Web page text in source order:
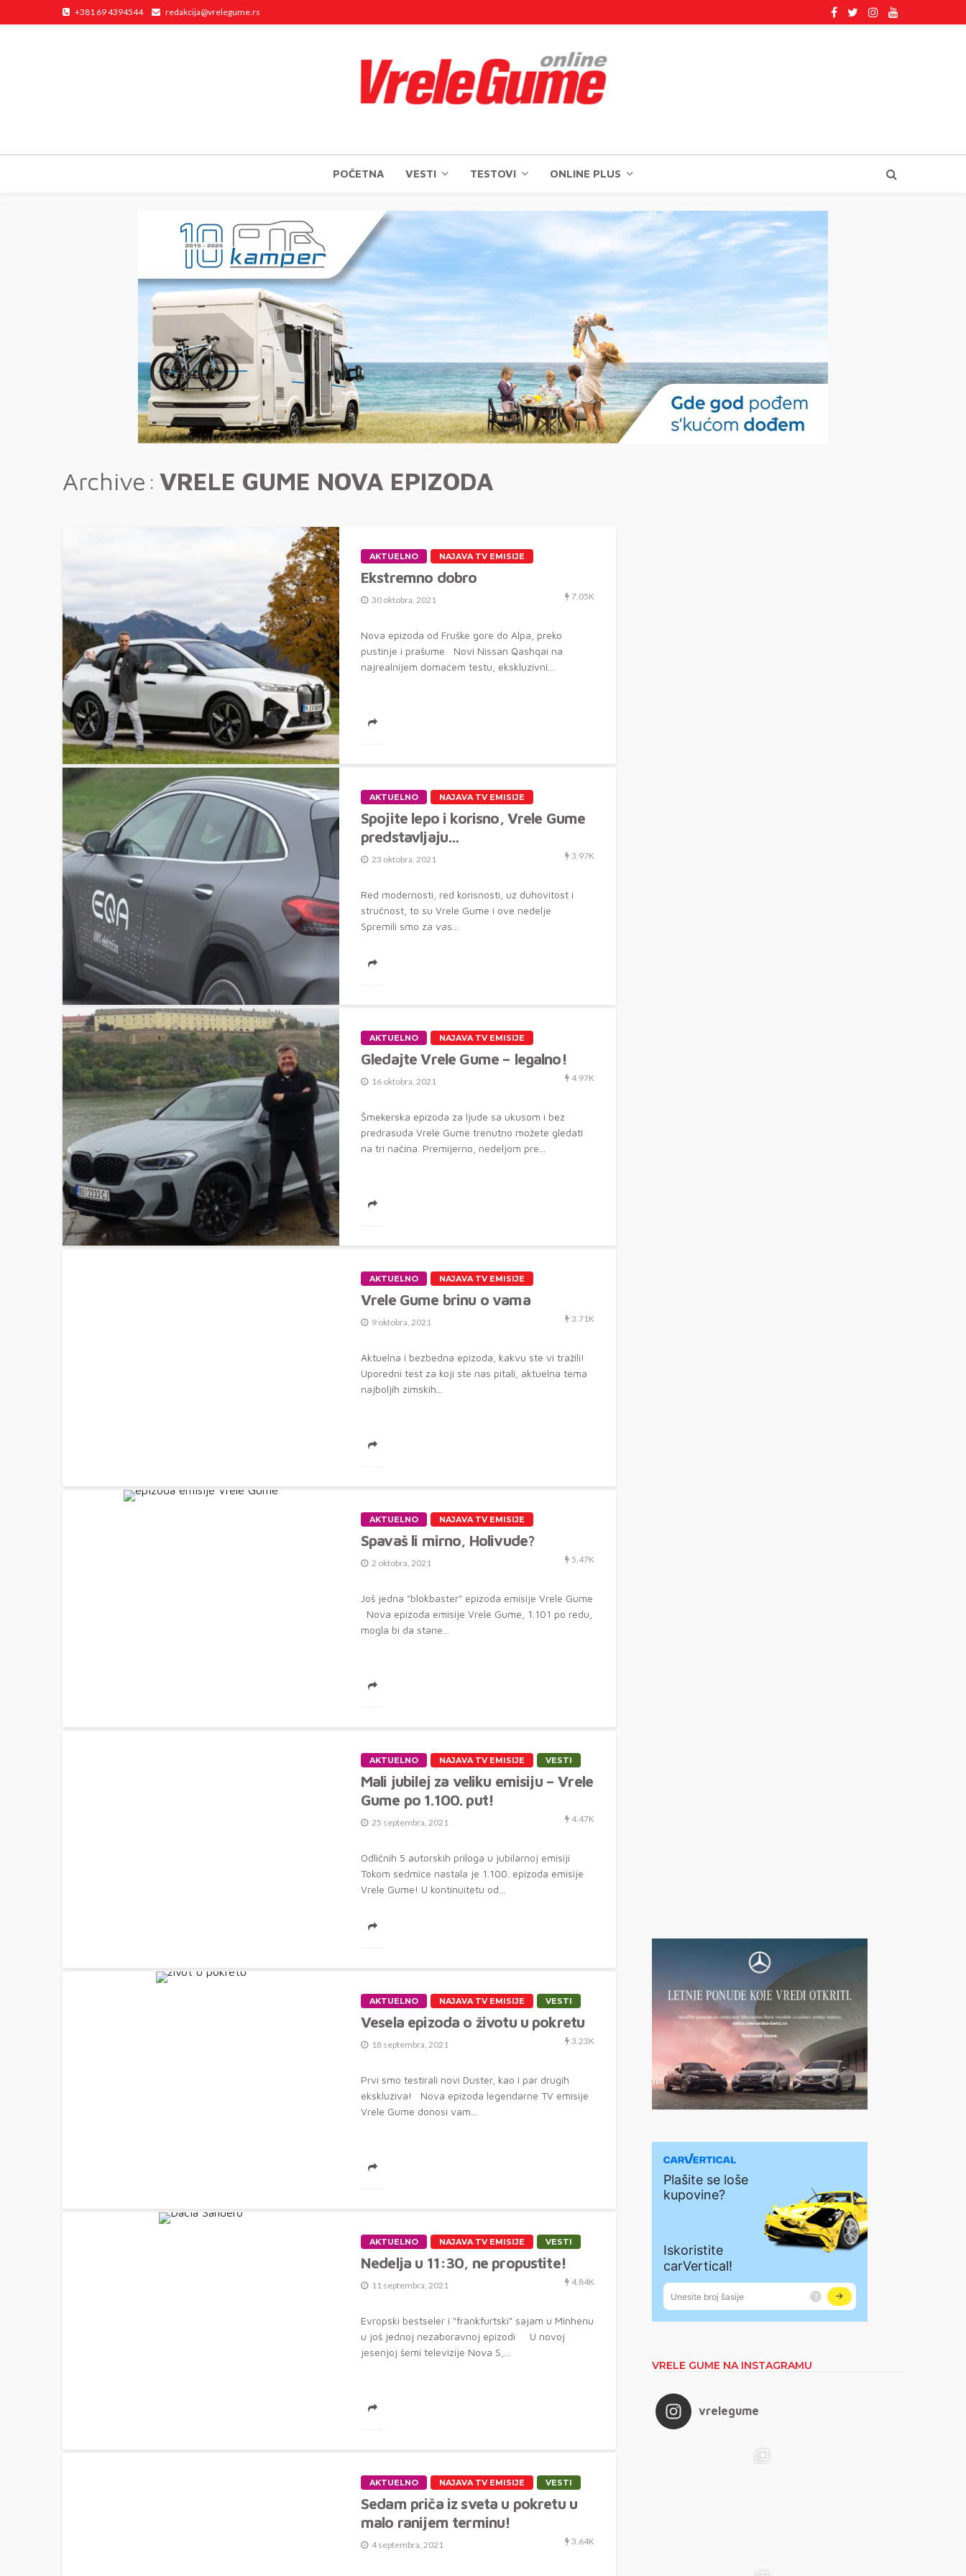
+381 69 4394544 redakcija@vrelegume.rs
POČETNA VESTI TESTOVI ONLINE PLUS
Archive VRELE GUME NOVA EPIZODA
AKTUELNO NAJAVA TV EMISIJE
Ekstremno dobro
30 oktobra, 2021 7.05K
Nova epizoda od Fruške gore do Alpa, preko
pustinje i prašume Novi Nissan Qashqai na
najrealnijem domaćem testu, ekskluzivni...
AKTUELNO NAJAVA TV EMISIJE
Spojite lepo i korisno, Vrele Gume
predstavljaju…
23 oktobra, 2021 3.97K
Red modernosti, red korisnosti, uz duhovitost i
stručnost, to su Vrele Gume i ove nedelje
Spremili smo za vas...
AKTUELNO NAJAVA TV EMISIJE
Gledajte Vrele Gume – legalno!
16 oktobra, 2021 4.97K
Šmekerska epizoda za ljude sa ukusom i bez
predrasuda Vrele Gume trenutno možete gledati
na tri načina. Premijerno, nedeljom pre...
AKTUELNO NAJAVA TV EMISIJE
Vrele Gume brinu o vama
9 oktobra, 2021 3.71K
Aktuelna i bezbedna epizoda, kakvu ste vi tražili!
Uporedni test za koji ste nas pitali, aktuelna tema
najboljih zimskih...
AKTUELNO NAJAVA TV EMISIJE
Spavaš li mirno, Holivude?
2 oktobra, 2021 5.47K
Još jedna "blokbaster" epizoda emisije Vrele Gume
Nova epizoda emisije Vrele Gume, 1.101 po redu,
mogla bi da stane...
AKTUELNO NAJAVA TV EMISIJE VESTI
Mali jubilej za veliku emisiju – Vrele
Gume po 1.100. put!
25 septembra, 2021 4.47K
Odličnih 5 autorskih priloga u jubilarnoj emisiji
Tokom sedmice nastala je 1.100. epizoda emisije
Vrele Gume! U kontinuitetu od...
AKTUELNO NAJAVA TV EMISIJE VESTI
Vesela epizoda o životu u pokretu
18 septembra, 2021 3.23K
Prvi smo testirali novi Duster, kao i par drugih
ekskluziva! Nova epizoda legendarne TV emisije
Vrele Gume donosi vam...
AKTUELNO NAJAVA TV EMISIJE VESTI
Nedelja u 11:30, ne propustite!
11 septembra, 2021 4.84K
Evropski bestseler i "frankfurtski" sajam u Minhenu
u još jednoj nezaboravnoj epizodi U novoj
jesenjoj šemi televizije Nova S,...
AKTUELNO NAJAVA TV EMISIJE VESTI
Sedam priča iz sveta u pokretu u
malo ranijem terminu!
4 septembra, 2021 3.64K
VRELE GUME NA INSTAGRAMU
vrelegume